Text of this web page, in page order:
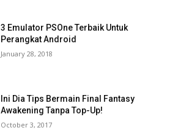
3 Emulator PSOne Terbaik Untuk
Perangkat Android
January 28, 2018
Ini Dia Tips Bermain Final Fantasy
Awakening Tanpa Top-Up!
October 3, 2017